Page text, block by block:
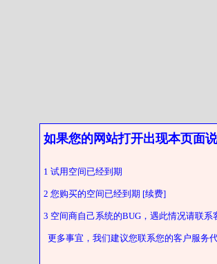
如果您的网站打开出现本页面
1 试用空间已经到期
2 您购买的空间已经到期 [续费]
3 空间商自己系统的BUG，遇此情况请联系
更多事宜，我们建议您联系您的客户服务